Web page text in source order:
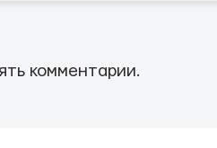
комментарии.